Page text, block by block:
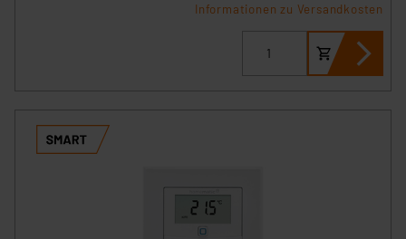
Informationen zu Versandkosten